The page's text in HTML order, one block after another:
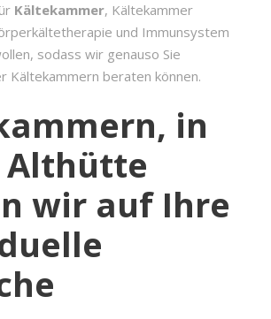
Kältekammer, Kältekammer
und Immunsystem
sodass wir genauso Sie
Kältekammern beraten können.
in
Althütte
wir auf Ihre